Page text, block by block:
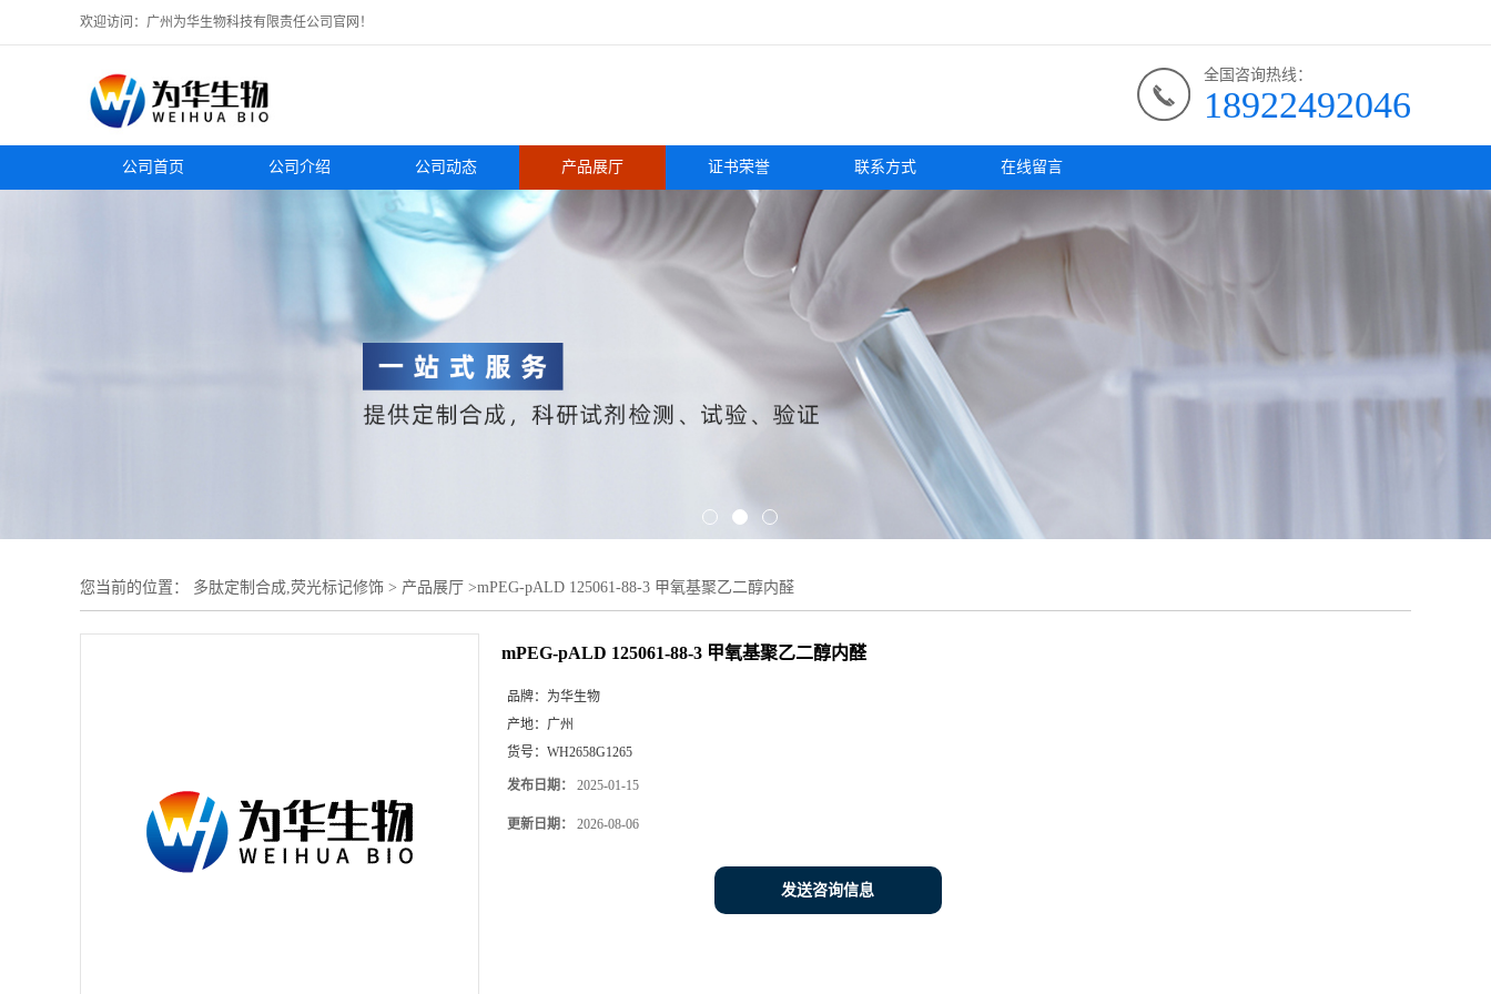
欢迎访问：广州为华生物科技有限责任公司官网！
全国咨询热线：
18922492046
公司首页 公司介绍 公司动态 产品展厅 证书荣誉 联系方式 在线留言
您当前的位置： 多肽定制合成,荧光标记修饰 > 产品展厅 >mPEG-pALD 125061-88-3 甲氧基聚乙二醇内醛
mPEG-pALD 125061-88-3 甲氧基聚乙二醇内醛
品牌： 为华生物
产地： 广州
货号： WH2658G1265
发布日期： 2025-01-15
更新日期： 2026-08-06
发送咨询信息